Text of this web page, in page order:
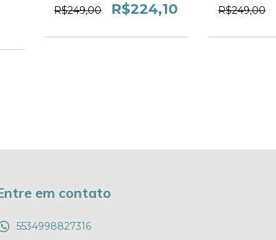
R$249,00 R$224,10 R$249,00
em contato
5534998827316